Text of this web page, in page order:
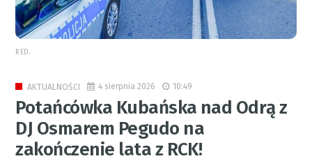
RED.
AKTUALNOŚCI 4 sierpnia 2026 10:49
Potańcówka Kubańska nad Odrą z
DJ Osmarem Pegudo na
zakończenie lata z RCK!